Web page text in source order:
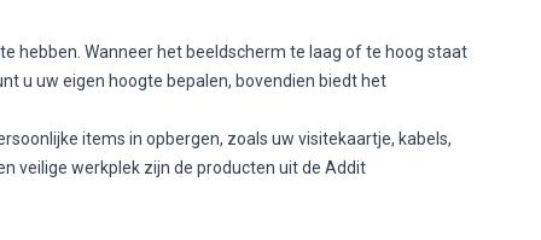
hebben. Wanneer het beeldscherm te laag of te hoog staat
u uw eigen hoogte bepalen, bovendien biedt het
items in opbergen, zoals uw visitekaartje, kabels,
veilige werkplek zijn de producten uit de Addit